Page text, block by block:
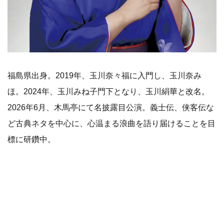
福島県出身。2019年、玉川奈々福に入門し、玉川奈み
ほ。2024年、玉川みね子門下となり、玉川絹華と改名。
2026年6月、木馬亭にて名披露目公演。義士伝、侠客伝な
ど古典ネタを中心に、心温まる浪曲を語り届けることを目
標に研鑽中。